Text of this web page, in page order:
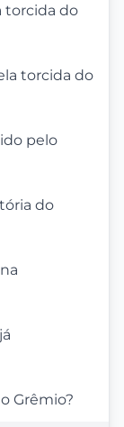
torcida do
torcida do
pelo
do
Grêmio?